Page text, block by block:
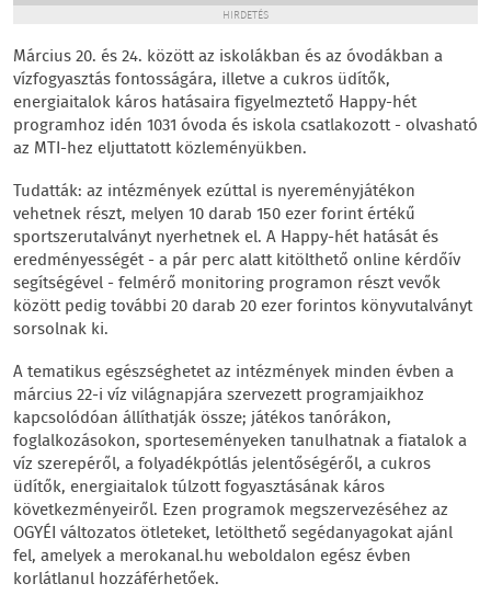
HIRDETÉS
Március 20. és 24. között az iskolákban és az óvodákban a
vízfogyasztás fontosságára, illetve a cukros üdítők,
energiaitalok káros hatásaira figyelmeztető Happy-hét
programhoz idén 1031 óvoda és iskola csatlakozott - olvasható
az MTI-hez eljuttatott közleményükben.
Tudatták: az intézmények ezúttal is nyereményjátékon
vehetnek részt, melyen 10 darab 150 ezer forint értékű
sportszerutalványt nyerhetnek el. A Happy-hét hatását és
eredményességét - a pár perc alatt kitölthető online kérdőív
segítségével - felmérő monitoring programon részt vevők
között pedig további 20 darab 20 ezer forintos könyvutalványt
sorsolnak ki.
A tematikus egészséghetet az intézmények minden évben a
március 22-i víz világnapjára szervezett programjaikhoz
kapcsolódóan állíthatják össze; játékos tanórákon,
foglalkozásokon, sporteseményeken tanulhatnak a fiatalok a
víz szerepéről, a folyadékpótlás jelentőségéről, a cukros
üdítők, energiaitalok túlzott fogyasztásának káros
következményeiről. Ezen programok megszervezéséhez az
OGYÉI változatos ötleteket, letölthető segédanyagokat ajánl
fel, amelyek a merokanal.hu weboldalon egész évben
korlátlanul hozzáférhetőek.